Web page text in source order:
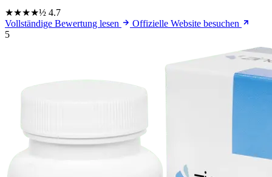
★★★★½ 4.7
Vollständige Bewertung lesen
Offizielle Website besuchen
5